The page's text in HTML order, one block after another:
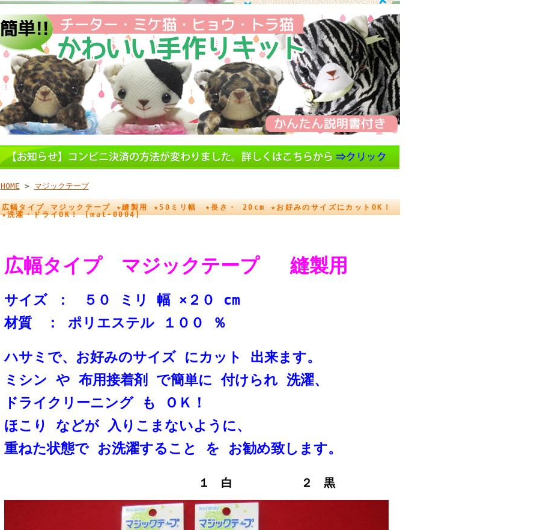
HOME > マジックテープ
広幅タイプ マジックテープ ★縫製用 ★50ミリ幅 ★長さ・ 20cm ★お好みのサイズにカットOK！
★洗濯・ドライOK！ [mat-0004]
広幅タイプ マジックテープ 縫製用
サイズ ： ５０ ミリ 幅 ×２０ cm
材質 ： ポリエステル １００ ％
ハサミで、お好みのサイズ にカット 出来ます。
ミシン や 布用接着剤 で簡単に 付けられ 洗濯、
ドライクリーニング も ＯＫ！
ほこり などが 入りこまないように、
重ねた状態で お洗濯すること を お勧め致します。
１ 白 ２ 黒